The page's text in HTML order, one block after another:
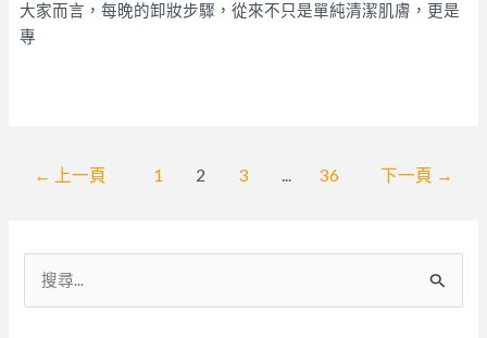
大家而言，每晚的卸妝步驟，從來不只是單純清潔肌膚，更是
專
← 上一頁 1 2 3 ... 36 下一頁 →